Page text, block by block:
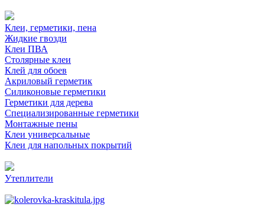
Клеи, герметики, пена
Жидкие гвозди
Клеи ПВА
Столярные клеи
Клей для обоев
Акриловый герметик
Силиконовые герметики
Герметики для дерева
Специализированные герметики
Монтажные пены
Клеи универсальные
Клеи для напольных покрытий
Утеплители